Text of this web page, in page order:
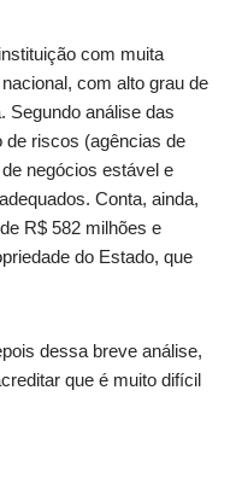
com muita
com alto grau de
Segundo análise das
de riscos (agências de
negócios estável e
Conta, ainda,
R$ 582 milhões e
do Estado, que
dessa breve análise,
que é muito difícil